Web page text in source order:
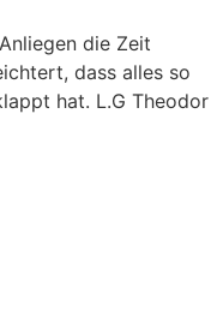
die Zeit
dass alles so
hat. L.G Theodor